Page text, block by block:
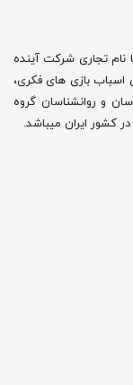
نام تجاری شرکت آینده
ارائه دهنده ی اسباب بازی های فکری،
و روانشناسان گروه
کشور ایران میباشد.